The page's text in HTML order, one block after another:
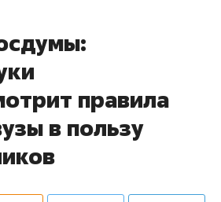
правила
в пользу